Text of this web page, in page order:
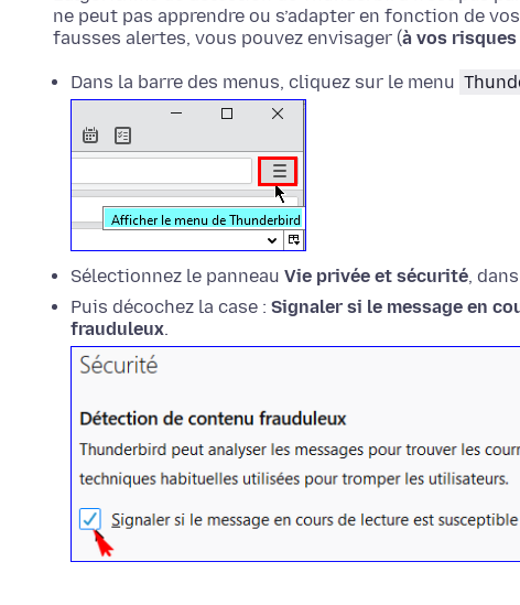
ne peut pas apprendre ou s’adapter en fonction de
fausses alertes, vous pouvez envisager (à vos
Dans la barre des menus, cliquez sur le menu
Sélectionnez le panneau Vie privée et sécurité,
Puis décochez la case : Signaler si le message en
frauduleux.